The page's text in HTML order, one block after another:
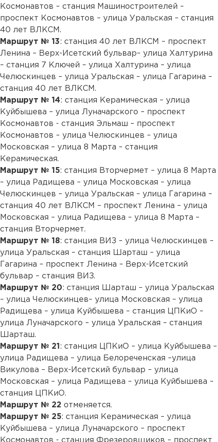
Космонавтов – станция Машиностроителей –
проспект Космонавтов – улица Уральская – станция
40 лет ВЛКСМ.
Маршрут № 13: станция 40 лет ВЛКСМ – проспект
Ленина – Верх-Исетский бульвар– улица Халтурина
– станция 7 Ключей – улица Халтурина – улица
Челюскинцев – улица Уральская – улица Гагарина –
станция 40 лет ВЛКСМ.
Маршрут № 14: станция Керамическая – улица
Куйбышева – улица Луначарского – проспект
Космонавтов - станция Эльмаш – проспект
Космонавтов – улица Челюскинцев – улица
Московская – улица 8 Марта – станция
Керамическая.
Маршрут № 15: станция Вторчермет – улица 8 Марта
– улица Радищева – улица Московская – улица
Челюскинцев – улица Уральская – улица Гагарина –
станция 40 лет ВЛКСМ – проспект Ленина – улица
Московская – улица Радищева – улица 8 Марта –
станция Вторчермет.
Маршрут № 18: станция ВИЗ – улица Челюскинцев –
улица Уральская – станция Шарташ – улица
Гагарина – проспект Ленина – Верх-Исетский
бульвар – станция ВИЗ.
Маршрут № 20: станция Шарташ – улица Уральская
– улица Челюскинцев– улица Московская – улица
Радищева – улица Куйбышева – станция ЦПКиО –
улица Луначарского – улица Уральская – станция
Шарташ.
Маршрут № 21 : станция ЦПКиО – улица Куйбышева –
улица Радищева – улица Белореченская –улица
Викулова – Верх-Исетский бульвар – улица
Московская – улица Радищева – улица Куйбышева –
станция ЦПКиО.
Маршрут № 22 отменяется.
Маршрут № 25: станция Керамическая – улица
Куйбышева – улица Луначарского – проспект
Космонавтов - станция Фрезеровщиков – проспект